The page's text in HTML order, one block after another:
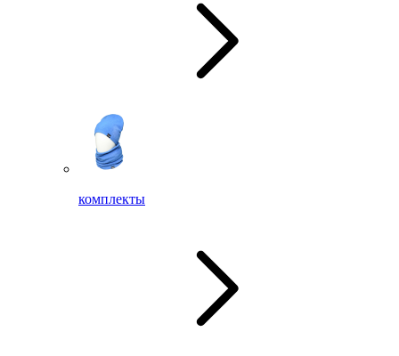
комплекты